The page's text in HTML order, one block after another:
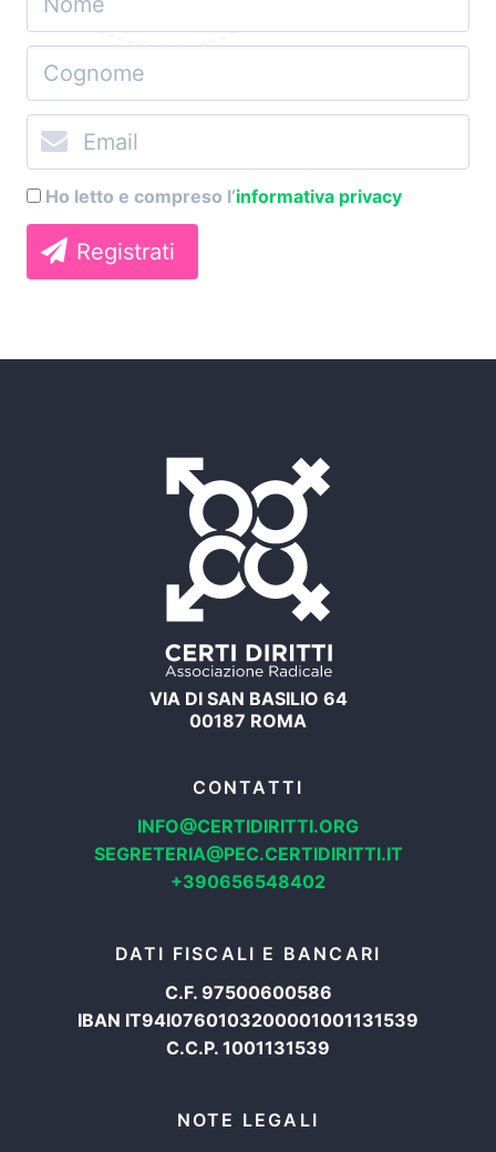
Ho letto e compreso l’informativa privacy
Registrati
VIA DI SAN BASILIO 64
00187 ROMA
CONTATTI
INFO@CERTIDIRITTI.ORG
SEGRETERIA@PEC.CERTIDIRITTI.IT
+390656548402
DATI FISCALI E BANCARI
C.F. 97500600586
IBAN IT94I0760103200001001131539
C.C.P. 1001131539
NOTE LEGALI